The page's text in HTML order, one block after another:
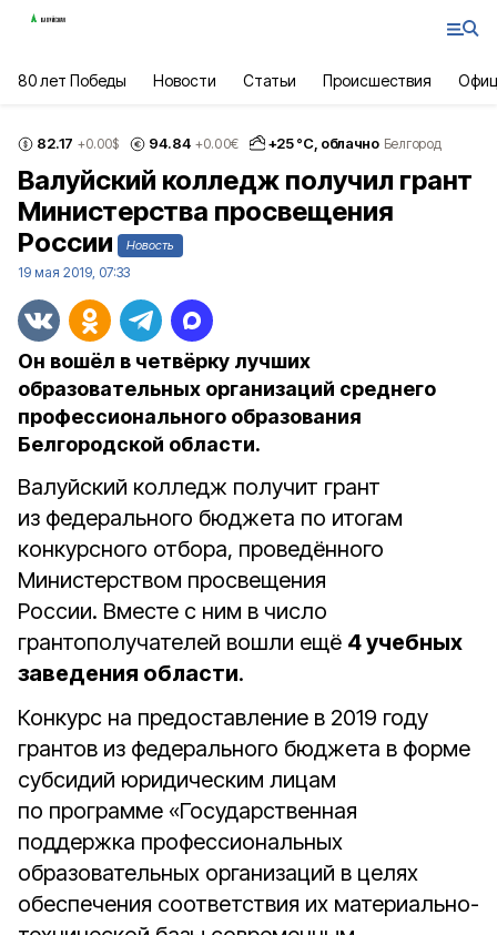
80 лет Победы Новости Статьи Происшествия
82.17 +0.00$ 94.84 +0.00€ +25°С, облачно Белгород
Валуйский колледж получил грант
Министерства просвещения
России
Новость
19 мая 2019, 07:33
Он вошёл в четвёрку лучших
образовательных организаций среднего
профессионального образования
Белгородской области.
Валуйский колледж получит грант
из федерального бюджета по итогам
конкурсного отбора, проведённого
Министерством просвещения
России. Вместе с ним в число
грантополучателей вошли ещё 4 учебных
заведения области.
Конкурс на предоставление в 2019 году
грантов из федерального бюджета в форме
субсидий юридическим лицам
по программе «Государственная
поддержка профессиональных
образовательных организаций в целях
обеспечения соответствия их материально-